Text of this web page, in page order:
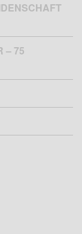
– 75